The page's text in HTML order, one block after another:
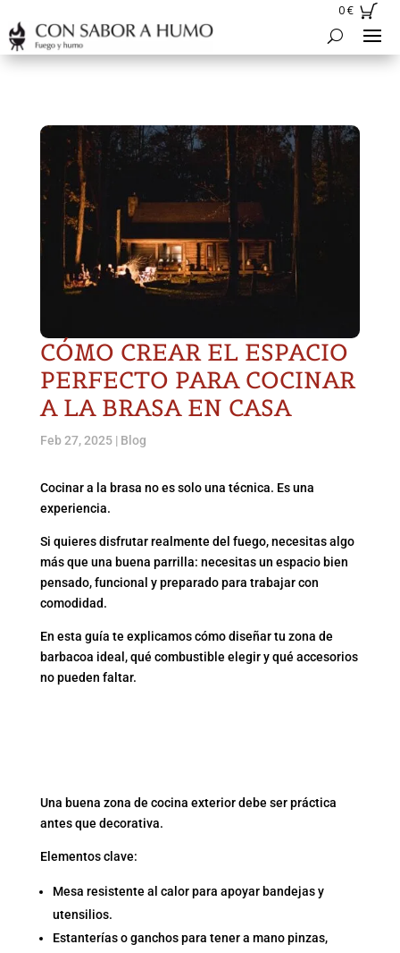
0€
CÓMO CREAR EL ESPACIO
PERFECTO PARA COCINAR
A LA BRASA EN CASA
Feb 27, 2025| Blog
Cocinar a la brasa no es solo una técnica. Es una
experiencia.
Si quieres disfrutar realmente del fuego, necesitas algo
más que una buena parrilla: necesitas un espacio bien
pensado, funcional y preparado para trabajar con
comodidad.
En esta guía te explicamos cómo diseñar tu zona de
barbacoa ideal, qué combustible elegir y qué accesorios
no pueden faltar.
Una buena zona de cocina exterior debe ser práctica
antes que decorativa.
Elementos clave:
Mesa resistente al calor para apoyar bandejas y
utensilios.
Estanterías o ganchos para tener a mano pinzas,